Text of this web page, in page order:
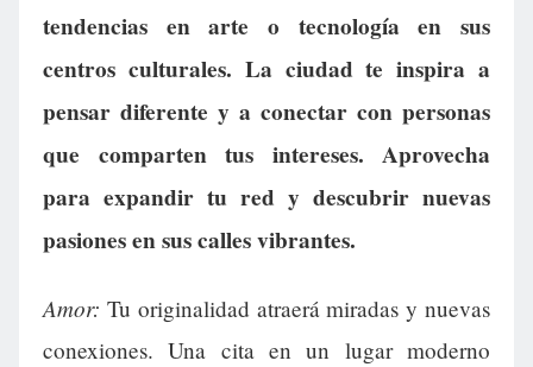
tendencias en arte o tecnología en sus
centros culturales. La ciudad te inspira a
pensar diferente y a conectar con personas
que comparten tus intereses. Aprovecha
para expandir tu red y descubrir nuevas
pasiones en sus calles vibrantes.
Amor: Tu originalidad atraerá miradas y nuevas
conexiones. Una cita en un lugar moderno